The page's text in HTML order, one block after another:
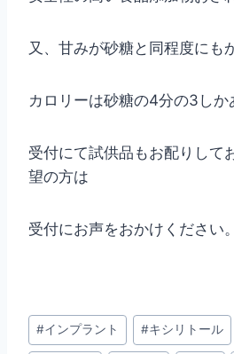
又、甘みが砂糖と同程度にも
カロリーは砂糖の4分の3しか
受付にて試供品もお配りして
望の方は
受付にお声をおかけください。
投
稿
#インプラント #キシリトール